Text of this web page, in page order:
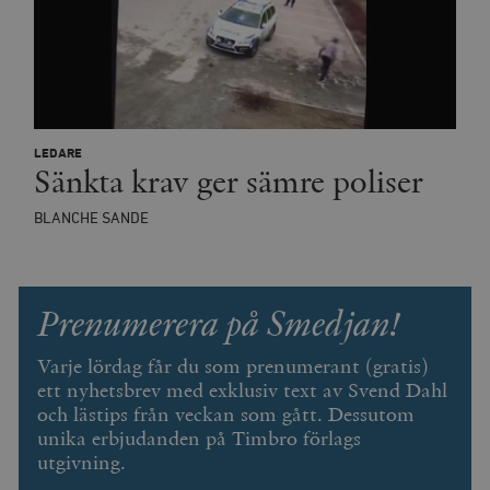
LEDARE
Sänkta krav ger sämre poliser
BLANCHE SANDE
Prenumerera på Smedjan!
Varje lördag får du som prenumerant (gratis)
ett nyhetsbrev med exklusiv text av Svend Dahl
och lästips från veckan som gått. Dessutom
unika erbjudanden på Timbro förlags
utgivning.
woocommerce_items_in_cart
wp_woocommerce_session_[abcdef0123456789]
timbro.se
__cf_bm
Cloudflare
Inc.